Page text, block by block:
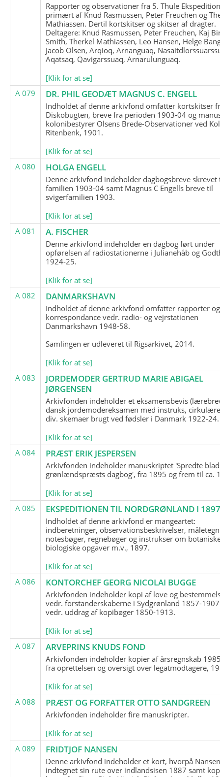
Rapporter og observationer fra 5. Thule
primært af Knud Rasmussen, Peter Freuchen og
Mathiassen. Dertil kortskitser og skitser af dragter.
Deltagere: Knud Rasmussen, Peter Freuchen, Kaj
Smith, Therkel Mathiassen, Leo Hansen, Helge
Jacob Olsen, Arqioq, Arnanguaq,
Aqatsaq, Qavigarssuaq, Arnarulunguaq.
[Klik for at se]
A 079
DR. PHIL GEODÆT MAGNUS C. ENGELL
Indholdet af denne arkivfond omfatter kortskitser
Diskobugten, breve fra perioden 1903-04 og
kolonibestyrer Olsens Brede-Observationer ved
Ritenbenk, 1901.
[Klik for at se]
A 080
HOLGA ENGELL
Denne arkivfond indeholder dagbogsbreve skrevet
familien 1903-04 samt Magnus C Engells breve til
svigerfamilien 1903.
[Klik for at se]
A 081
A. FISCHER
Denne arkivfond indeholder en dagbog ført under
opførelsen af radiostationerne i Julianehåb og
1924-25.
[Klik for at se]
A 082
DANMARKSHAVN
Indholdet af denne arkivfond omfatter rapporter og
korrespondance vedr. radio- og vejrstationen
Danmarkshavn 1948-58.
Samlingen er udleveret til Rigsarkivet, 2014.
[Klik for at se]
A 083
JORDEMODER GERTRUD MARIE ABIGAEL
JØRGENSEN
Arkivfonden indeholder et eksamensbevis
dansk jordemodereksamen med instruks,
div. skemaer brugt ved fødsler i Danmark 1922-24.
[Klik for at se]
A 084
PRÆST ERIK JESPERSEN
Arkivfonden indeholder manuskriptet 'Spredte
grønlændspræsts dagbog', fra 1895 og frem til ca.
[Klik for at se]
A 085
EKSPEDITIONEN TIL NORDGRØNLAND I
Indholdet af denne arkivfond er mangeartet:
indberetninger, observationsbeskrivelser,
notesbøger, regnebøger og instrukser om
biologiske opgaver m.v., 1897.
[Klik for at se]
A 086
KONTORCHEF GEORG NICOLAI BUGGE
Arkivfonden indeholder kopi af love og
vedr. forstanderskaberne i Sydgrønland 1857-
vedr. uddrag af kopibøger 1850-1913.
[Klik for at se]
A 087
ARVEPRINS KNUDS FOND
Arkivfonden indeholder kopier af årsregnskab
fra oprettelsen og oversigt over legatmodtagere,
[Klik for at se]
A 088
PRÆST OG FORFATTER OTTO SANDGREEN
Arkivfonden indeholder fire manuskripter.
[Klik for at se]
A 089
FRIDTJOF NANSEN
Denne arkivfond indeholder et kort, hvorpå
indtegnet sin rute over indlandsisen 1887 samt